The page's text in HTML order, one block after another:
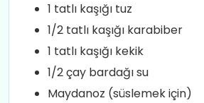
1 tatlı kaşığı tuz
1/2 tatlı kaşığı karabiber
1 tatlı kaşığı kekik
1/2 çay bardağı su
Maydanoz (süslemek için)